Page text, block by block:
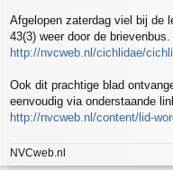
c
h
Afgelopen zaterdag viel bij de
43(3) weer door de brievenbus.
http://nvcweb.nl/cichlidae/
Ook dit prachtige blad
eenvoudig via onderstaande
http://nvcweb.nl/content/lid-
NVCweb.nl